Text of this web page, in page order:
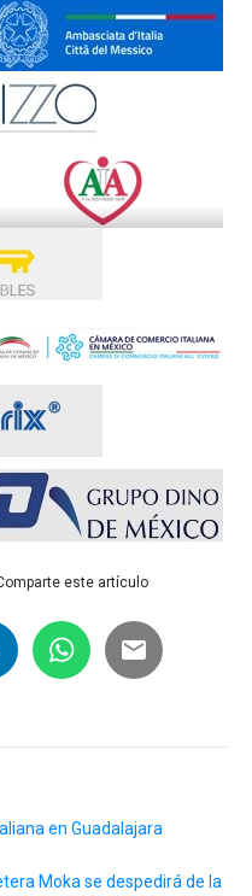
este artículo
en Guadalajara
Moka se despedirá de la